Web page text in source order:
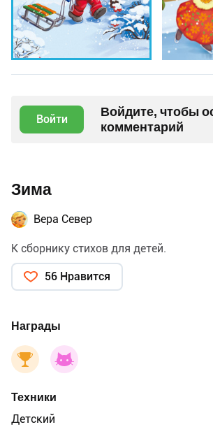
Войти
Войдите, чтобы
комментарий
Зима
Вера Север
К сборнику стихов для детей.
56 Нравится
Награды
Техники
Детский